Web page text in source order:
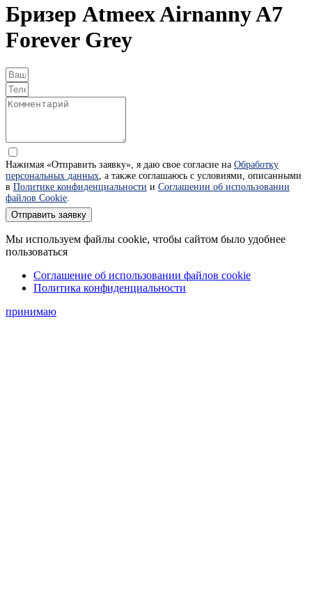
Бризер Atmeex Airnanny A7
Forever Grey
Нажимая «Отправить заявку», я даю свое согласие на Обработку
персональных данных , а также соглашаюсь с условиями, описанными
в Политике конфиденциальности и Соглашении об использовании
файлов Cookie
Отправить заявку
Мы используем файлы cookie, чтобы сайтом было удобнее
пользоваться
Соглашение об использовании файлов cookie
Политика конфиденциальности
принимаю